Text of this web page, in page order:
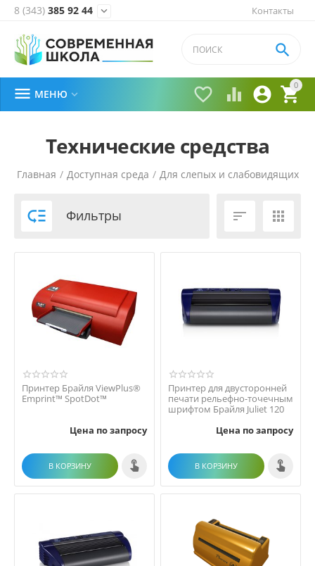
Контакты
8 (343) 385 92 44 
0


 

 МЕНЮ 
Технические средства
Главная / Доступная среда / Для слепых и слабовидящих
 Фильтры  
Принтер Брайля ViewPlus®
Emprint™ SpotDot™
Цена по запросу
В КОРЗИНУ
Принтер для двусторонней
печати рельефно-точечным
шрифтом Брайля Juliet 120
Цена по запросу
В КОРЗИНУ